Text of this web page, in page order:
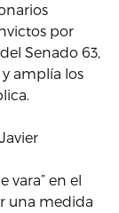
por
Senado 63,
amplía los
vara” en el
una medida